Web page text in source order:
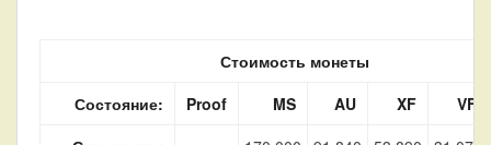
Стоимость монеты
Состояние:
Proof MS AU XF
VF